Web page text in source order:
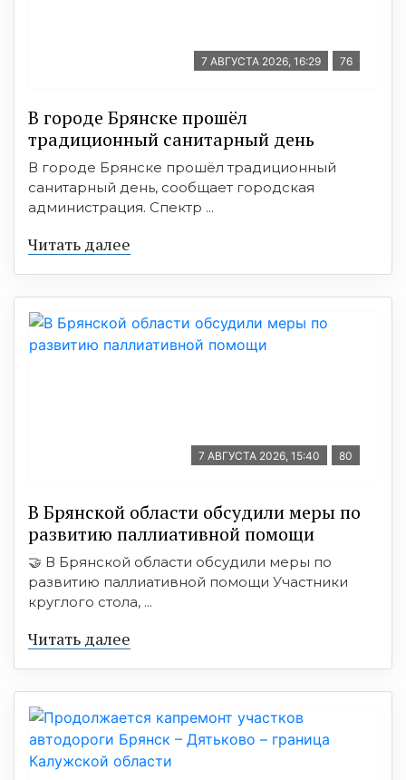
7 АВГУСТА 2026, 16:29 76
В городе Брянске прошёл
традиционный санитарный день
В городе Брянске прошёл традиционный
санитарный день, сообщает городская
администрация. Спектр ...
Читать далее
7 АВГУСТА 2026, 15:40 80
В Брянской области обсудили меры по
развитию паллиативной помощи
🤝 В Брянской области обсудили меры по
развитию паллиативной помощи Участники
круглого стола, ...
Читать далее